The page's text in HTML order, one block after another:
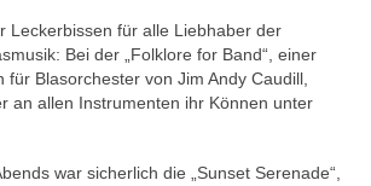
Leckerbissen für alle Liebhaber der
Bei der „Folklore for Band“, einer
für Blasorchester von Jim Andy Caudill,
an allen Instrumenten ihr Können unter
war sicherlich die „Sunset Serenade“,